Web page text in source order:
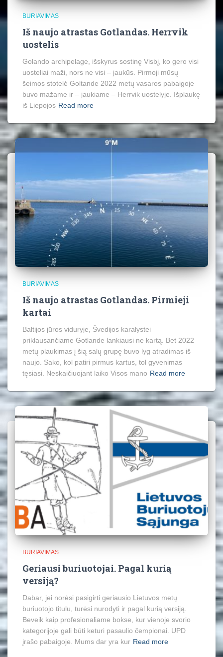
BURIAVIMAS
Iš naujo atrastas Gotlandas. Herrvik
uostelis
Golando archipelage, išskyrus sostinę Visbį, ko gero visi
uosteliai maži, nors ne visi – jaukūs. Pirmoji mūsų
šeimos stotelė Goltande 2022 metų vasaros pabaigoje
buvo mažame ir – jaukiame – Herrvik uostelyje. Išplaukę
iš Liepojos Read more
BURIAVIMAS
Iš naujo atrastas Gotlandas. Pirmieji
kartai
Baltijos jūros viduryje, Švedijos karalystei
priklausančiame Gotlande lankiausi ne kartą. Bet 2022
metų plaukimas į šią salų grupę buvo lyg atradimas iš
naujo. Sako, kol patiri pirmus kartus, tol gyvenimas
tęsiasi. Neskaičiuojant laiko Visos mano Read more
BURIAVIMAS
Geriausi buriuotojai. Pagal kurią
versiją?
Dabar, jei norėsi pasigirti geriausio Lietuvos metų
buriuotojo titulu, turėsi nurodyti ir pagal kurią versiją.
Beveik kaip profesionaliame bokse, kur vienoje svorio
kategorijoje gali būti keturi pasaulio čempionai. UPD
įrašo pabaigoje. Mums dar yra kur Read more